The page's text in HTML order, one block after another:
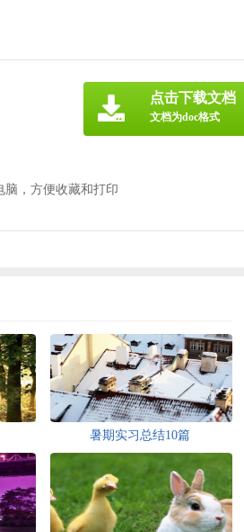
脑，方便收藏和打印
点击下载文档
文档为doc格式
暑期实习总结10篇